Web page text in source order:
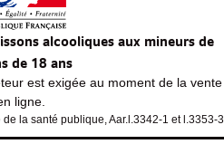
alcooliques aux mineurs de
de 18 ans
est exigée au moment de la vente
ligne.
de la santé publique, Aar.l.3342-1 et l.3353-3